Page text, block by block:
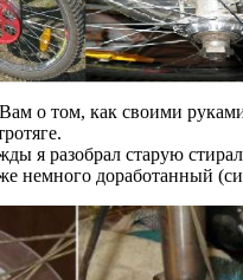
о том, как своими
я разобрал старую
немного доработанный